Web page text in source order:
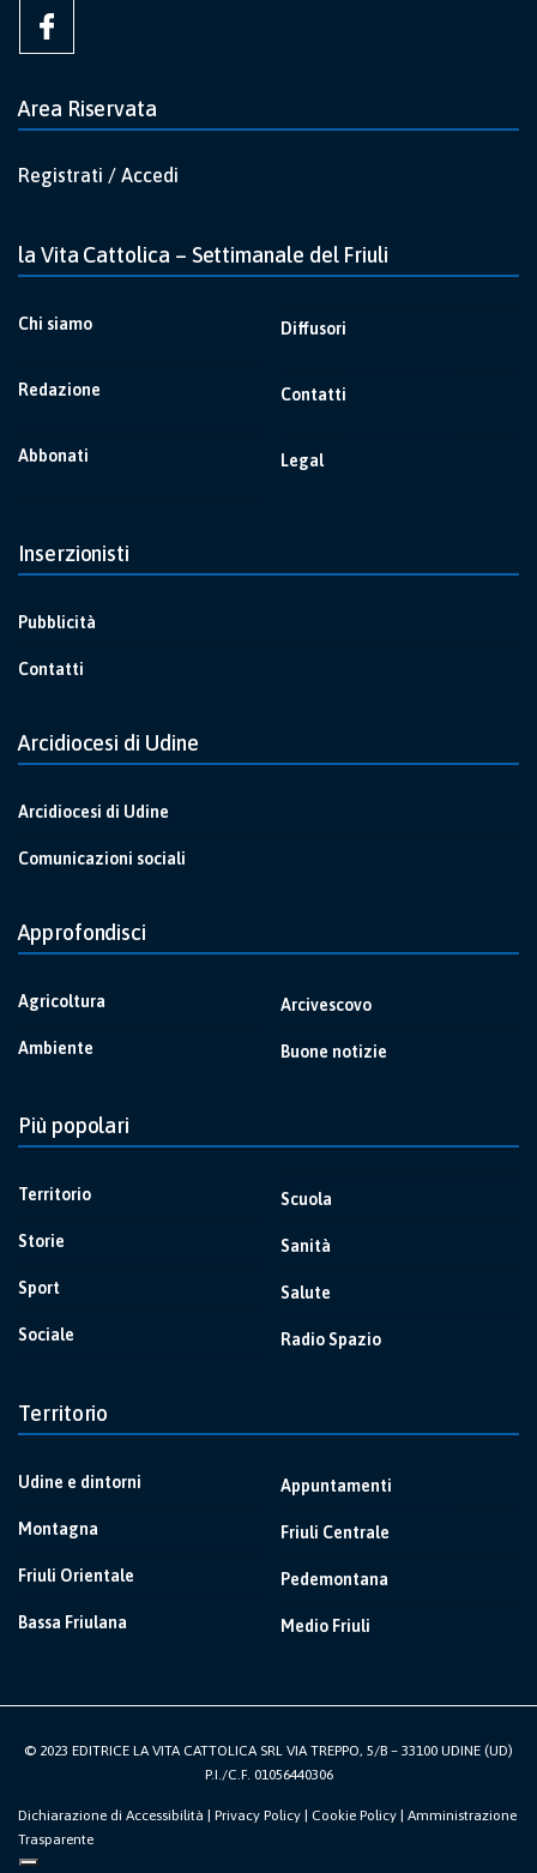
Area Riservata
Registrati / Accedi
la Vita Cattolica – Settimanale del Friuli
Chi siamo
Redazione
Abbonati
Diffusori
Contatti
Legal
Inserzionisti
Pubblicità
Contatti
Arcidiocesi di Udine
Arcidiocesi di Udine
Comunicazioni sociali
Approfondisci
Agricoltura
Ambiente
Arcivescovo
Buone notizie
Più popolari
Territorio
Storie
Sport
Sociale
Scuola
Sanità
Salute
Radio Spazio
Territorio
Udine e dintorni
Montagna
Friuli Orientale
Bassa Friulana
Appuntamenti
Friuli Centrale
Pedemontana
Medio Friuli
© 2023 EDITRICE LA VITA CATTOLICA SRL VIA TREPPO, 5/B – 33100 UDINE (UD)
P.I./C.F. 01056440306
Dichiarazione di Accessibilità Privacy Policy Cookie Policy
Amministrazione
Trasparente